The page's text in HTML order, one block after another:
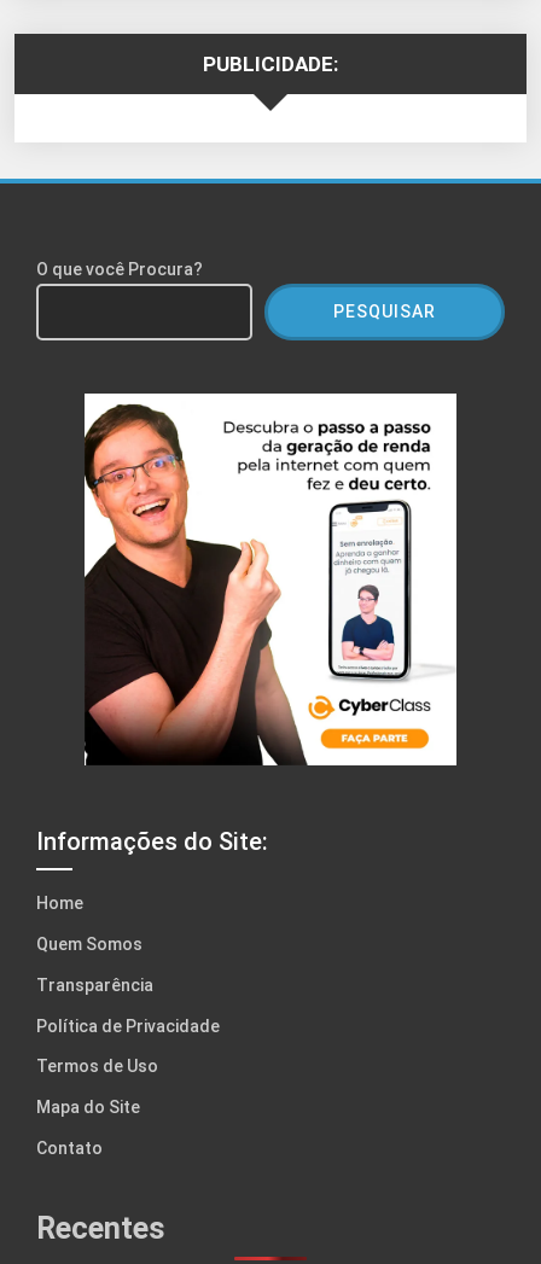
PUBLICIDADE:
O que você Procura?
PESQUISAR
Informações do Site:
Home
Quem Somos
Transparência
Política de Privacidade
Termos de Uso
Mapa do Site
Contato
Recentes